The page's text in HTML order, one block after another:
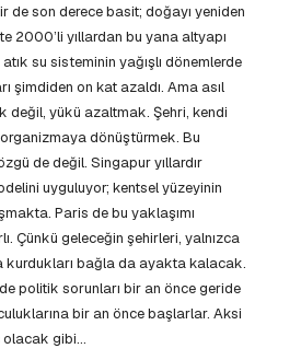
de son derece basit; doğayı yeniden
2000’li yıllardan bu yana altyapı
su sisteminin yağışlı dönemlerde
şimdiden on kat azaldı. Ama asıl
değil, yükü azaltmak. Şehri, kendi
dönüştürmek. Bu
de değil. Singapur yıllardır
uyguluyor; kentsel yüzeyinin
Paris de bu yaklaşımı
Çünkü geleceğin şehirleri, yalnızca
bağla da ayakta kalacak.
politik sorunları bir an önce geride
bir an önce başlarlar. Aksi
olacak gibi…